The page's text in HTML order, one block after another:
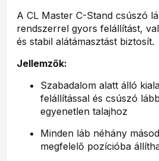
A CL Master C-Stand csúszó
rendszerrel gyors felállítást,
és stabil alátámasztást biztosít.
Jellemzők:
Szabadalom alatt álló
felállítással és csúszó
egyenetlen talajhoz
Minden láb néhány
megfelelő pozícióba